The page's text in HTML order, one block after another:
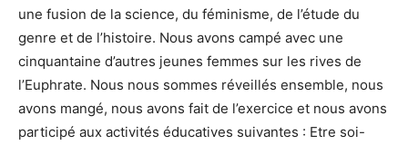
une fusion de la science, du féminisme, de l’étude du
genre et de l’histoire. Nous avons campé avec une
cinquantaine d’autres jeunes femmes sur les rives de
l’Euphrate. Nous nous sommes réveillés ensemble, nous
avons mangé, nous avons fait de l’exercice et nous avons
participé aux activités éducatives suivantes : Etre soi-